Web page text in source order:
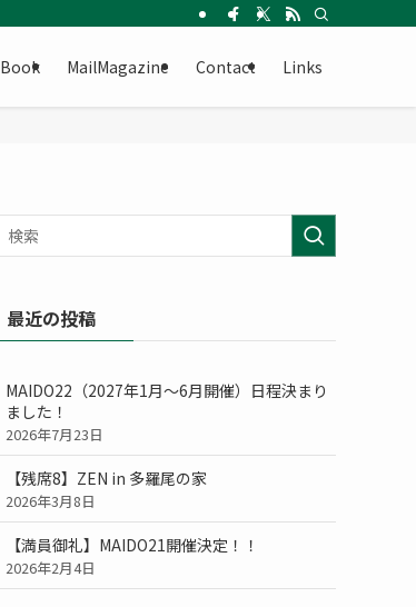
Book MailMagazine Contact Links
最近の投稿
MAIDO22（2027年1月〜6月開催）日程決まり
ました！
2026年7月23日
【残席8】ZEN in 多羅尾の家
2026年3月8日
【満員御礼】MAIDO21開催決定！！
2026年2月4日